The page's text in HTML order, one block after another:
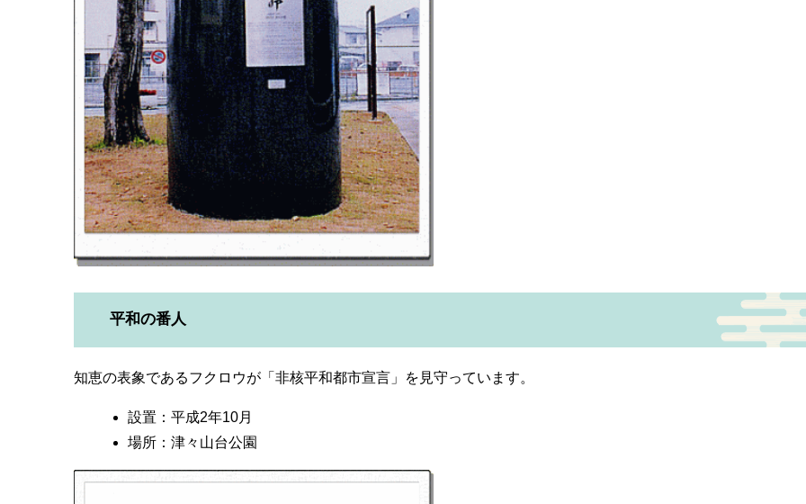
平和の番人
知恵の表象であるフクロウが「非核平和都市宣言」を見守っています。
設置：平成2年10月
場所：津々山台公園